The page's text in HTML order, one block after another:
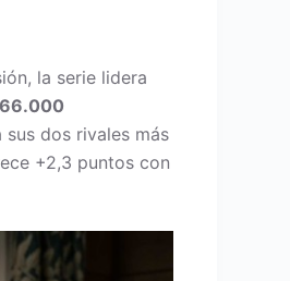
la serie lidera
dos rivales más
+2,3 puntos con